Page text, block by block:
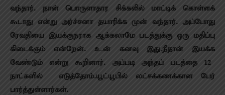
வந்தார். நான் பொருளாதார சிக்கலில் மாட்டிக் கொள்ளக்
கூடாது என்று அர்ச்சனா தயாரிக்க முன் வந்தார். அப்போது
ரேவதியை இயக்குநராக ஆக்கலாமே படத்துக்கு ஒரு மதிப்பு
கிடைக்கும் என்றேன். உன் கனவு இது.நீதான் இயக்க
வேண்டும் என்று கூறினார். அப்படி அந்தப் படத்தை 12
நாட்களில் எடுத்தோம்.யூட்யூபில் லட்சக்கணக்கான பேர்
பார்த்துள்ளார்கள்.